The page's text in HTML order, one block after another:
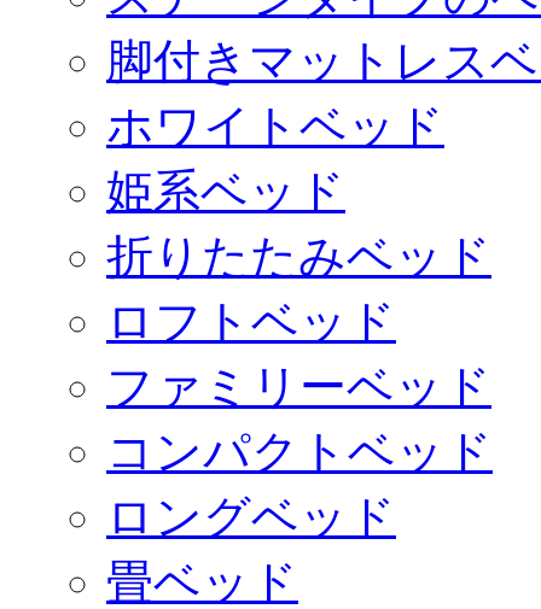
脚付きマットレス
ホワイトベッド
姫系ベッド
折りたたみベッド
ロフトベッド
ファミリーベッド
コンパクトベッド
ロングベッド
畳ベッド